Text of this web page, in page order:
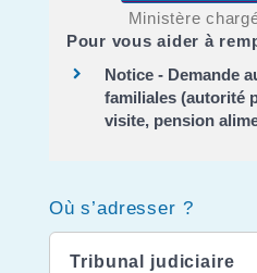
Ministère
Pour vous aider à
Notice - Demande
familiales (autorité
visite, pension
Où s’adresser ?
Tribunal judiciaire